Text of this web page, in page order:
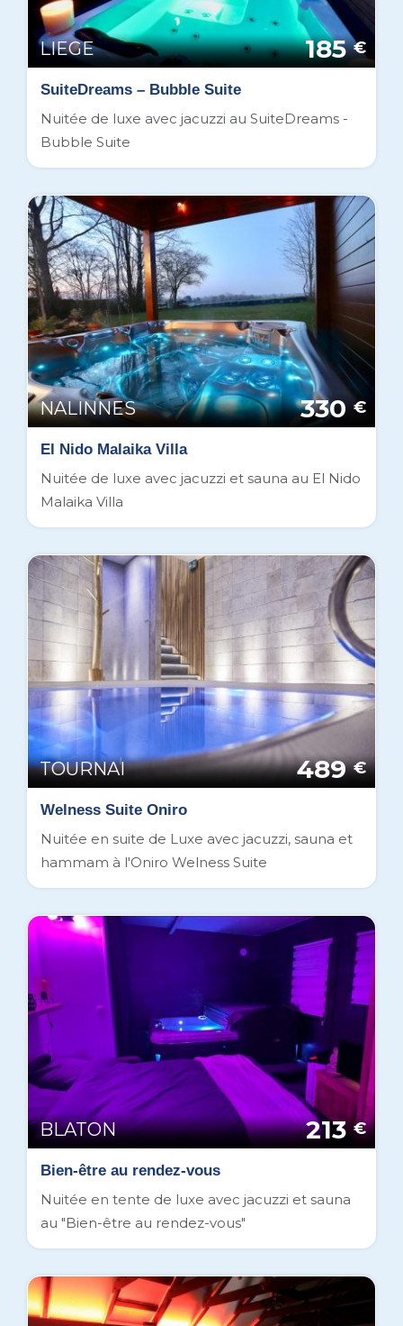
LIEGE 185 €
SuiteDreams – Bubble Suite
Nuitée de luxe avec jacuzzi au SuiteDreams -
Bubble Suite
NALINNES 330 €
El Nido Malaika Villa
Nuitée de luxe avec jacuzzi et sauna au El Nido
Malaika Villa
TOURNAI 489 €
Welness Suite Oniro
Nuitée en suite de Luxe avec jacuzzi, sauna et
hammam à l'Oniro Welness Suite
BLATON 213 €
Bien-être au rendez-vous
Nuitée en tente de luxe avec jacuzzi et sauna
au "Bien-être au rendez-vous"